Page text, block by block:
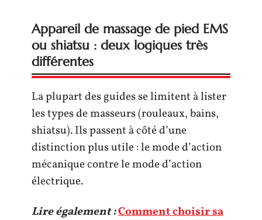
Appareil de massage de pied EMS
ou shiatsu : deux logiques très
différentes
La plupart des guides se limitent à lister
les types de masseurs (rouleaux, bains,
shiatsu). Ils passent à côté d’une
distinction plus utile : le mode d’action
mécanique contre le mode d’action
électrique.
Lire également :Comment choisir sa